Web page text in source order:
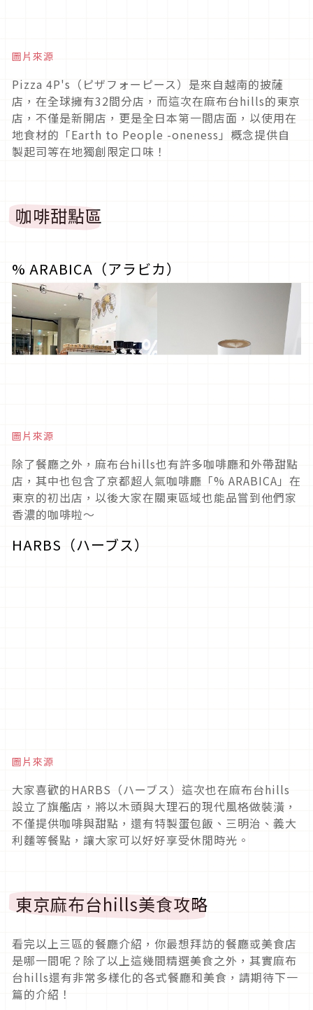
圖片來源
Pizza 4P's（ピザフォーピース）是來自越南的披薩
店，在全球擁有32間分店，而這次在麻布台hills的東京
店，不僅是新開店，更是全日本第一間店面，以使用在
地食材的「Earth to People -oneness」概念提供自
製起司等在地獨創限定口味！
咖啡甜點區
% ARABICA（アラビカ）
圖片來源
除了餐廳之外，麻布台hills也有許多咖啡廳和外帶甜點
店，其中也包含了京都超人氣咖啡廳「% ARABICA」在
東京的初出店，以後大家在關東區域也能品嘗到他們家
香濃的咖啡啦～
HARBS（ハーブス）
圖片來源
大家喜歡的HARBS（ハーブス）這次也在麻布台hills
設立了旗艦店，將以木頭與大理石的現代風格做裝潢，
不僅提供咖啡與甜點，還有特製蛋包飯、三明治、義大
利麵等餐點，讓大家可以好好享受休閒時光。
東京麻布台hills美食攻略
看完以上三區的餐廳介紹，你最想拜訪的餐廳或美食店
是哪一間呢？除了以上這幾間精選美食之外，其實麻布
台hills還有非常多樣化的各式餐廳和美食，請期待下一
篇的介紹！